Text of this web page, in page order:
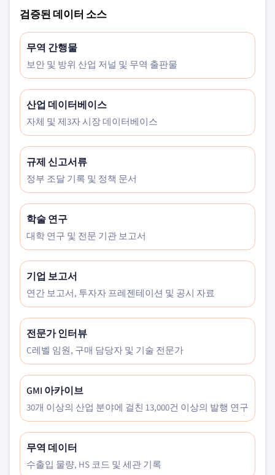
검증된 데이터 소스
무역 간행물
보안 및 방위 산업 저널 및 무역 출판물
산업 데이터베이스
자체 및 제3자 시장 데이터베이스
규제 신고서류
정부 조달 기록 및 정책 문서
학술 연구
대학 연구 및 전문 기관 보고서
기업 보고서
연간 보고서, 투자자 프레젠테이션 및 공시 자료
전문가 인터뷰
C레벨 임원, 구매 담당자 및 기술 전문가
GMI 아카이브
30개 이상의 산업 분야에 걸친 13,000건 이상의 발행 연구
무역 데이터
수출입 물량, HS 코드 및 세관 기록